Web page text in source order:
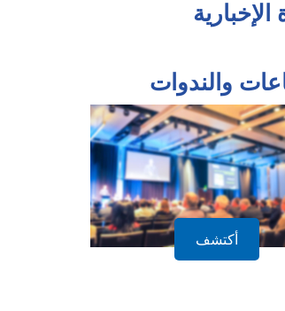
والندوات
أكتشف